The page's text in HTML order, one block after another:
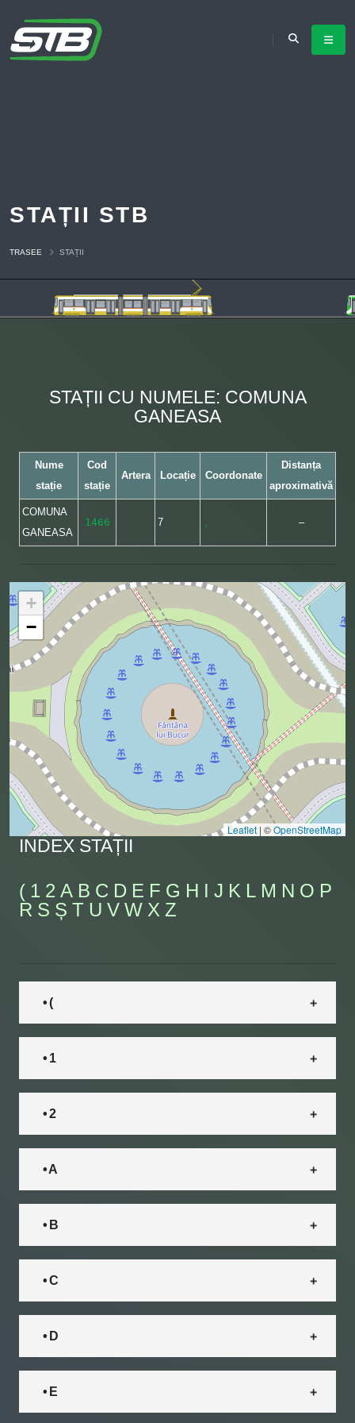
STAȚII STB
TRASEE STAȚII
STAȚII CU NUMELE: COMUNA
GANEASA
Nume
stație
Cod
stație
Artera Locație Coordonate
Distanța
aproximativă
COMUNA
GANEASA
1466 7 , –
+
−
Leaflet | ©OpenStreetMap
INDEX STAȚII
( 1 2 A B C D E F G H I J K L M N O P
R S Ș T U V W X Z
• (
• 1
• 2
• A
• B
• C
• D
• E